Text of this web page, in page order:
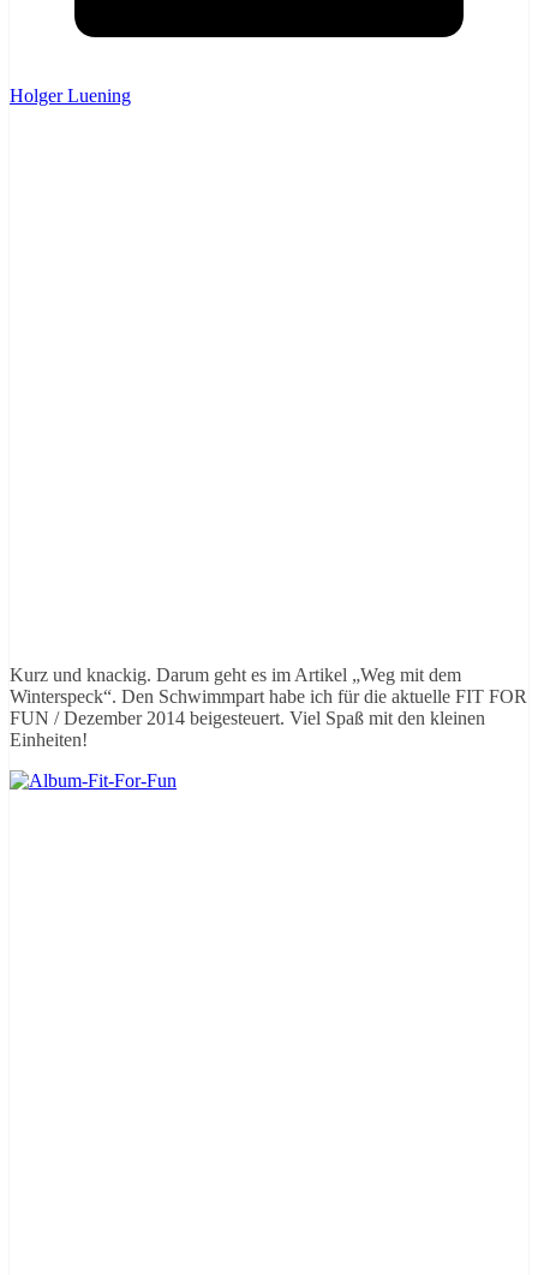
Holger Luening
Kurz und knackig. Darum geht es im Artikel „Weg mit dem
Winterspeck“. Den Schwimmpart habe ich für die aktuelle FIT FOR
FUN / Dezember 2014 beigesteuert. Viel Spaß mit den kleinen
Einheiten!